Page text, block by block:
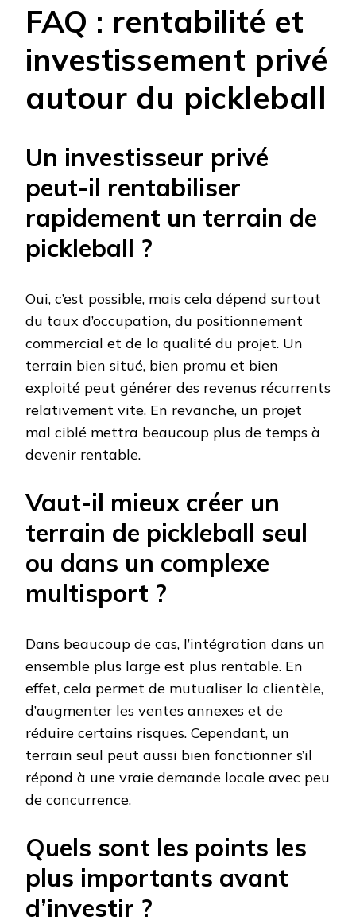
FAQ : rentabilité et
investissement privé
autour du pickleball
Un investisseur privé
peut-il rentabiliser
rapidement un terrain de
pickleball ?
Oui, c’est possible, mais cela dépend surtout
du taux d’occupation, du positionnement
commercial et de la qualité du projet. Un
terrain bien situé, bien promu et bien
exploité peut générer des revenus récurrents
relativement vite. En revanche, un projet
mal ciblé mettra beaucoup plus de temps à
devenir rentable.
Vaut-il mieux créer un
terrain de pickleball seul
ou dans un complexe
multisport ?
Dans beaucoup de cas, l’intégration dans un
ensemble plus large est plus rentable. En
effet, cela permet de mutualiser la clientèle,
d’augmenter les ventes annexes et de
réduire certains risques. Cependant, un
terrain seul peut aussi bien fonctionner s’il
répond à une vraie demande locale avec peu
de concurrence.
Quels sont les points les
plus importants avant
d’investir ?